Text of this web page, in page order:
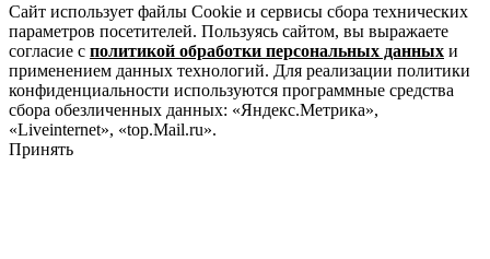
Сайт использует файлы Cookie и сервисы сбора технических
параметров посетителей. Пользуясь сайтом, вы выражаете
согласие с политикой обработки персональных данных и
применением данных технологий. Для реализации политики
конфиденциальности используются программные средства
сбора обезличенных данных: «Яндекс.Метрика»,
«Liveinternet», «top.Mail.ru».
Принять